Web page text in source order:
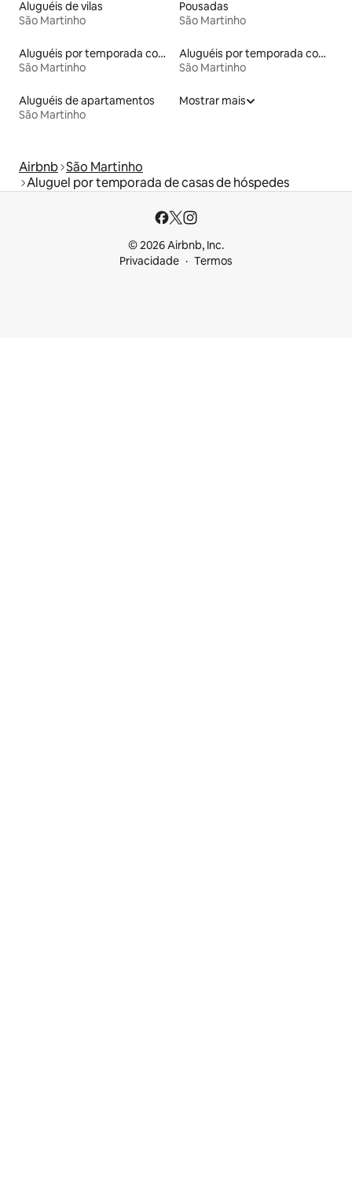
Aluguéis de vilas
São Martinho
Pousadas
São Martinho
Aluguéis por temporada com banheira de hidromassagem
São Martinho
Aluguéis por temporada com sauna
São Martinho
Aluguéis de apartamentos
São Martinho
Mostrar mais
Airbnb São Martinho
Aluguel por temporada de casas de hóspedes
© 2026 Airbnb, Inc.
Privacidade
Termos